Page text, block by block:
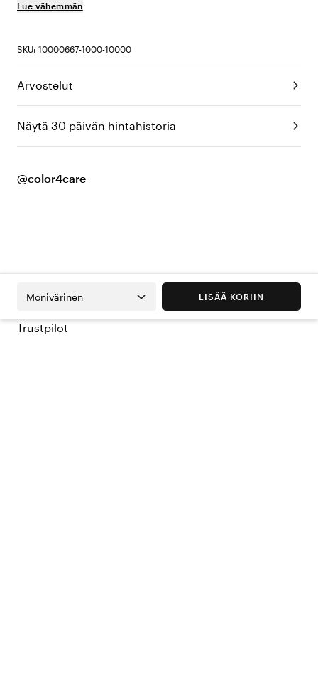
Lue vähemmän
SKU: 10000667-1000-10000
Arvostelut
Näytä 30 päivän hintahistoria
@color4care
Monivärinen LISÄÄ KORIIN
Trustpilot